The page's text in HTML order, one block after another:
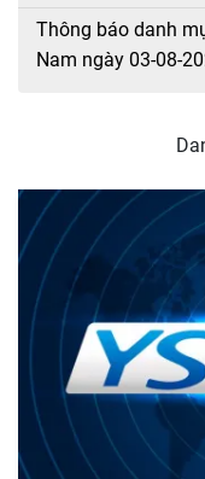
Thông báo danh
Nam ngày 03-08-